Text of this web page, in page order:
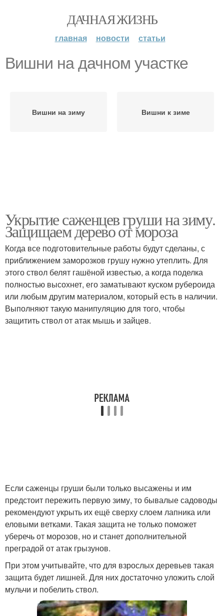
ДАЧНАЯ ЖИЗНЬ
главная новости статьи
Вишни на дачном участке
Вишни на зиму Вишни к зиме
Укрытие саженцев груши на зиму.
Защищаем дерево от мороза
Когда все подготовительные работы будут сделаны, с
приближением заморозков грушу нужно утеплить. Для
этого ствол белят гашёной известью, а когда поделка
полностью высохнет, его заматывают куском рубероида
или любым другим материалом, который есть в наличии.
Выполняют такую манипуляцию для того, чтобы
защитить ствол от атак мышь и зайцев.
Если саженцы груши были только высажены и им
предстоит пережить первую зиму, то бывалые садоводы
рекомендуют укрыть их ещё сверху слоем лапника или
еловыми ветками. Такая защита не только поможет
уберечь от морозов, но и станет дополнительной
преградой от атак грызунов.
При этом учитывайте, что для взрослых деревьев такая
защита будет лишней. Для них достаточно уложить слой
мульчи и побелить ствол.